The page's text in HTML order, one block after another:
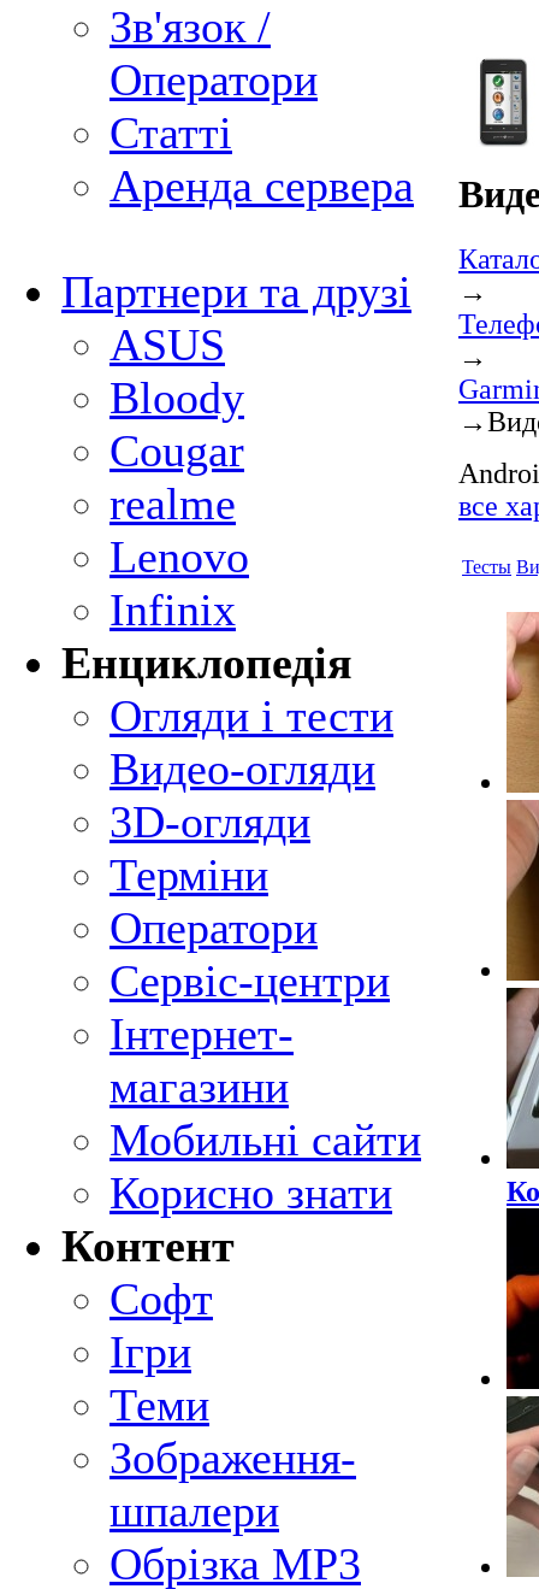
Зв'язок /
Оператори
Статті
Аренда сервера
Партнери та друзі
ASUS
Bloody
Cougar
realme
Lenovo
Infinix
Енциклопедія
Огляди і тести
Видео-огляди
3D-огляди
Терміни
Оператори
Сервіс-центри
Інтернет-
магазини
Мобильні сайти
Корисно знати
Контент
Софт
Ігри
Теми
Зображення-
шпалери
Обрізка MP3
→
→
→
все
Тесты